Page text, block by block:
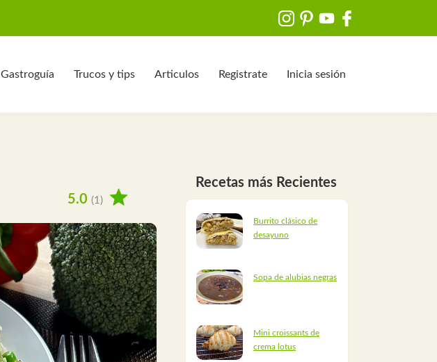
Gastroguía Trucos y tips Articulos Registrate Inicia sesión
5.0 (1)
Recetas más Recientes
Burrito clásico de
desayuno
Sopa de alubias negras
Mini croissants de
crema lotus